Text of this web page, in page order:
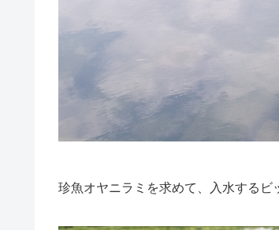
珍魚オヤニラミを求めて、入水するビ